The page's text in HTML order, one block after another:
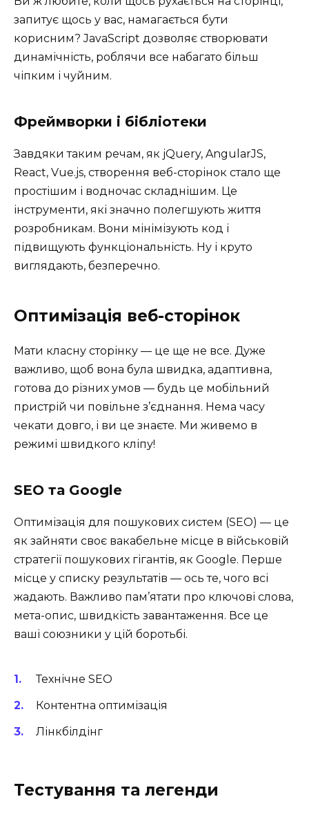
запитує щось у вас, намагається бути
корисним? JavaScript дозволяє створювати
динамічність, роблячи все набагато більш
чіпким і чуйним.
Фреймворки і бібліотеки
Завдяки таким речам, як jQuery, AngularJS,
React, Vue.js, створення веб-сторінок стало ще
простішим і водночас складнішим. Це
інструменти, які значно полегшують життя
розробникам. Вони мінімізують код і
підвищують функціональність. Ну і круто
виглядають, безперечно.
Оптимізація веб-сторінок
Мати класну сторінку — це ще не все. Дуже
важливо, щоб вона була швидка, адаптивна,
готова до різних умов — будь це мобільний
пристрій чи повільне з’єднання. Нема часу
чекати довго, і ви це знаєте. Ми живемо в
режимі швидкого кліпу!
SEO та Google
Оптимізація для пошукових систем (SEO) — це
як зайняти своє вакабельне місце в військовій
стратегії пошукових гігантів, як Google. Перше
місце у списку результатів — ось те, чого всі
жадають. Важливо пам’ятати про ключові слова,
мета-опис, швидкість завантаження. Все це
ваші союзники у цій боротьбі.
Технічне SEO
Контентна оптимізація
Лінкбілдінг
Тестування та легенди